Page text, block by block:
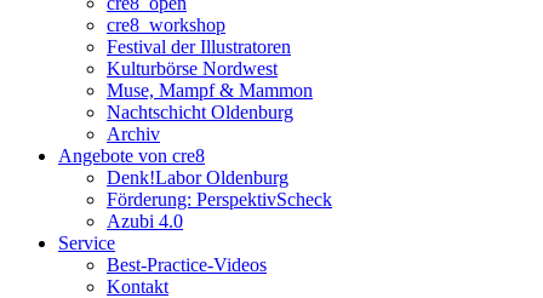
cre8_workshop
Festival der Illustratoren
Kulturbörse Nordwest
Muse, Mampf & Mammon
Nachtschicht Oldenburg
Archiv
Angebote von cre8
Denk!Labor Oldenburg
Förderung: PerspektivScheck
Azubi 4.0
Service
Best-Practice-Videos
Kontakt